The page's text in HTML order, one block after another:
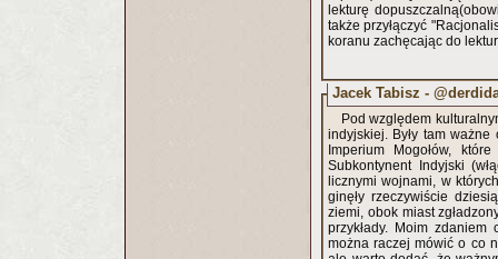
lekturę
także przyłączyć
koranu zachęcając do
Jacek Tabisz -
Pod względem
indyjskiej. Były tam
Imperium Mogołów,
Subkontynent Indyjski
licznymi wojnami, w
ginęły rzeczywiście
ziemi, obok miast
przykłady. Moim
można raczej mówić o co